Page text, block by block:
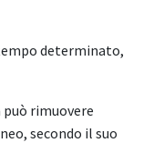
determinato,
può rimuovere
secondo il suo